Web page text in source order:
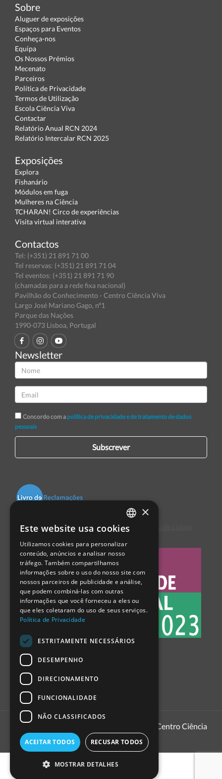
Sobre
Aluguer de exposições
Espaços para Eventos
Conheça-nos
Equipa
Os Nossos Prémios
Mecenato
Parceiros
Política de Privacidade
Termos de Utilização
Escola Ciência Viva
Contactar
Relatório Anual RCN 2024
Relatório Intercalar RCN 2025
Exposições
Explora
Fishanário
Módulos em fuga
Mulheres na Ciência
TCHARAN! Circo de experiências
Visita virtual interativa
Contactos
Tel: (+351) 21 891 71 00
Tel reservas: (+351) 21 891 71 04
Tel eventos: (+351) 21 891 71 90
(chamadas para a rede fixa nacional)
Pavilhão do Conhecimento - Centro Ciência Viva
Largo José Mariano Gago, nº1
Parque das Nações
1990-073 Lisboa, Portugal
Newsletter
Concordo com a política de privacidade e de tratamento de dados
pessoais
Subscrever
Centro de Arbitragem de Conflitos de Consumo de Lisboa
1999 - 2026
Pavilhão do Conhecimento | Centro Ciência
PORTUGUESE
ENGLISH
SPANISH
×
Este website usa cookies
Utilizamos cookies para personalizar
conteúdo, anúncios e analisar nosso
tráfego. Também compartilhamos
informações sobre o uso do nosso site com
nossos parceiros de publicidade e análise,
que podem combiná-las com outras
informações que você forneceu a eles ou
que eles coletaram do uso de seus serviços.
Política de Privacidade
ESTRITAMENTE NECESSÁRIOS
DESEMPENHO
DIRECIONAMENTO
FUNCIONALIDADE
NÃO CLASSIFICADOS
ACEITAR TODOS RECUSAR TODOS
MOSTRAR DETALHES